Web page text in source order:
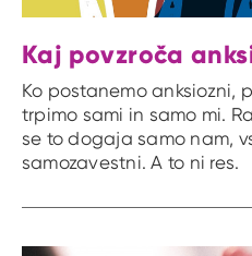
Kaj povzroča
Ko postanemo anksiozni,
trpimo sami in samo mi.
se to dogaja samo nam,
samozavestni. A to ni res.